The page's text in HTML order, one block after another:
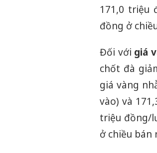
171,0 triệu
đồng ở
Đối với giá
chốt đà
giá vàng
vào) và
triệu đồng/
ở chiều bán